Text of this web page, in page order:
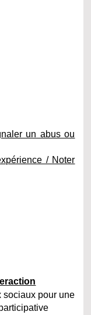
un abus ou
/ Noter
sociaux pour une